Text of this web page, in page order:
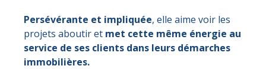
Persévérante et impliquée, elle aime voir les
projets aboutir et met cette même énergie au
service de ses clients dans leurs démarches
immobilières.